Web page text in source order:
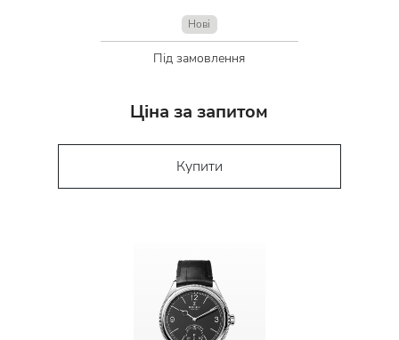
Нові
Під замовлення
Ціна за запитом
Купити